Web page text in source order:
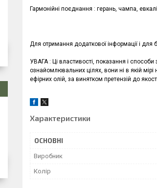
Гармонійні поєднання : герань, чампа,
Для отримання додаткової інформації і для
УВАГА : Ці властивості, показання і
ознайомлювальних цілях, вони ні в якій
ефірних олій, за винятком претензій до
Характеристики
ОСНОВНІ
Виробник
Колір